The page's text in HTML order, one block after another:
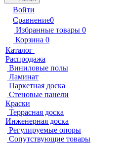
Войти
Сравнение0
Избранные товары 0
Корзина 0
Каталог
Распродажа
Виниловые полы
Ламинат
Паркетная доска
Стеновые панели
Краски
Террасная доска
Инженерная доска
Регулируемые опоры
Сопутствующие товары